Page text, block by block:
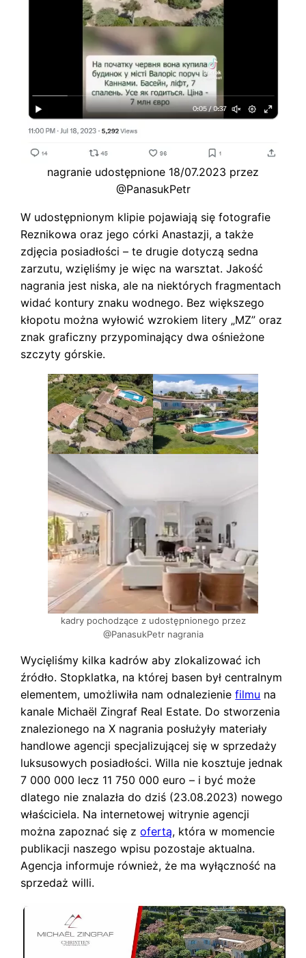
nagranie udostępnione 18/07.2023 przez
@PanasukPetr
W udostępnionym klipie pojawiają się fotografie
Reznikowa oraz jego córki Anastazji, a także
zdjęcia posiadłości – te drugie dotyczą sedna
zarzutu, wzięliśmy je więc na warsztat. Jakość
nagrania jest niska, ale na niektórych fragmentach
widać kontury znaku wodnego. Bez większego
kłopotu można wyłowić wzrokiem litery „MZ” oraz
znak graficzny przypominający dwa ośnieżone
szczyty górskie.
kadry pochodzące z udostępnionego przez
@PanasukPetr nagrania
Wycięliśmy kilka kadrów aby zlokalizować ich
źródło. Stopklatka, na której basen był centralnym
elementem, umożliwiła nam odnalezieniefilmu na
kanale Michaël Zingraf Real Estate. Do stworzenia
znalezionego na X nagrania posłużyły materiały
handlowe agencji specjalizującej się w sprzedaży
luksusowych posiadłości. Willa nie kosztuje jednak
7 000 000 lecz 11 750 000 euro – i być może
dlatego nie znalazła do dziś (23.08.2023) nowego
właściciela. Na internetowej witrynie agencji
można zapoznać się zofertą, która w momencie
publikacji naszego wpisu pozostaje aktualna.
Agencja informuje również, że ma wyłączność na
sprzedaż willi.